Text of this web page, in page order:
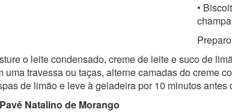
•
o leite condensado, creme de leite e suco de
uma travessa ou taças, alterne camadas do creme
de limão e leve à geladeira por 10 minutos antes
Pavê Natalino de Morango